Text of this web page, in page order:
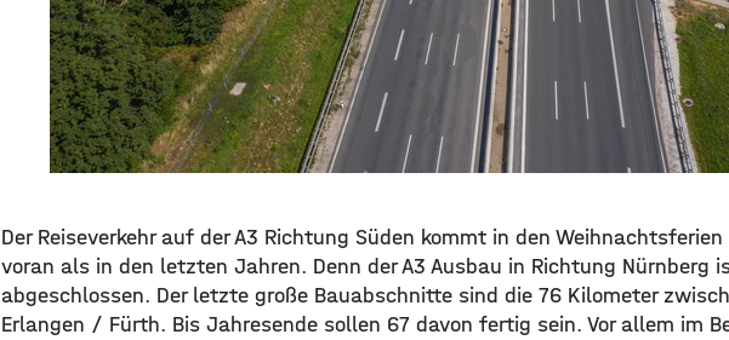
Der Reiseverkehr auf der A3 Richtung Süden kommt in den Weihnachtsferien
voran als in den letzten Jahren. Denn der A3 Ausbau in Richtung
abgeschlossen. Der letzte große Bauabschnitte sind die 76 Kilometer
Erlangen / Fürth. Bis Jahresende sollen 67 davon fertig sein. Vor allem im